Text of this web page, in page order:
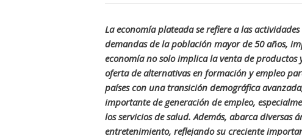
La economía plateada se refiere a las
demandas de la población mayor de 50 años,
economía no solo implica la venta de productos
oferta de alternativas en formación y empleo
países con una transición demográfica
importante de generación de empleo,
los servicios de salud. Además, abarca diversas
entretenimiento, reflejando su creciente